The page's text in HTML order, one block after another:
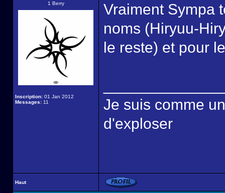
1 Berry
Inscription: 01 Jan 2012
Messages: 11
Vraiment Sympa
noms (Hiryuu-
le reste) et pour
Je suis comme
d'exploser
Haut